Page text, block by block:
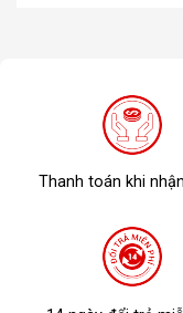
Thanh toán khi